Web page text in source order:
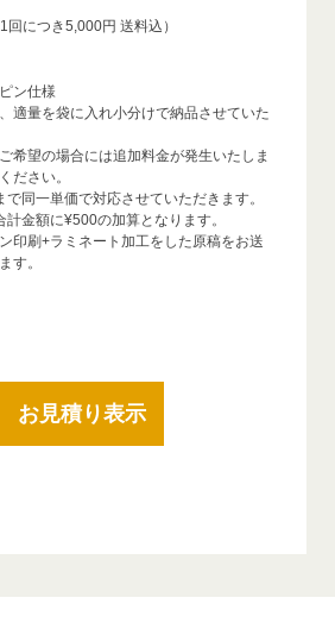
回につき5,000円 送料込）
ン仕様
適量を袋に入れ小分けで納品させていた
希望の場合には追加料金が発生いたしま
ださい。
で同一単価で対応させていただきます。
計金額に¥500の加算となります。
印刷+ラミネート加工をした原稿をお送
す。
お見積り表示